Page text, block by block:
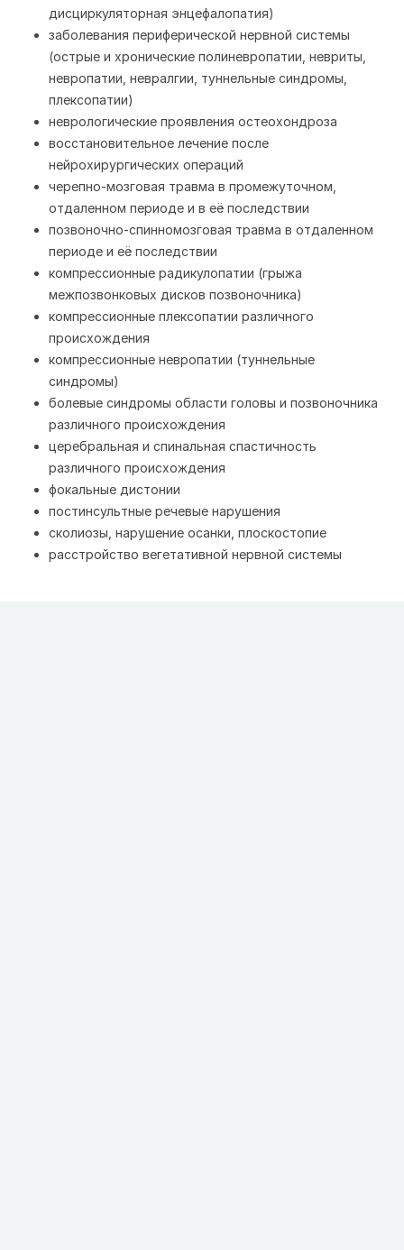
дисциркуляторная энцефалопатия)
заболевания периферической нервной системы
(острые и хронические полиневропатии, невриты,
невропатии, невралгии, туннельные синдромы,
плексопатии)
неврологические проявления остеохондроза
восстановительное лечение после
нейрохирургических операций
черепно-мозговая травма в промежуточном,
отдаленном периоде и в её последствии
позвоночно-спинномозговая травма в отдаленном
периоде и её последствии
компрессионные радикулопатии (грыжа
межпозвонковых дисков позвоночника)
компрессионные плексопатии различного
происхождения
компрессионные невропатии (туннельные
синдромы)
болевые синдромы области головы и позвоночника
различного происхождения
церебральная и спинальная спастичность
различного происхождения
фокальные дистонии
постинсультные речевые нарушения
сколиозы, нарушение осанки, плоскостопие
расстройство вегетативной нервной системы